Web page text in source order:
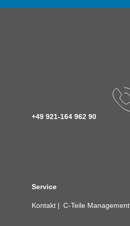
+49 921-164 962 90
Service
Kontakt C-Teile Management